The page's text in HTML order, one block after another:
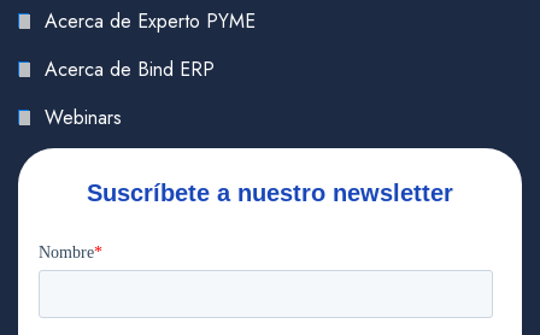
Acerca de Experto PYME
Acerca de Bind ERP
Webinars
Suscríbete a nuestro newsletter